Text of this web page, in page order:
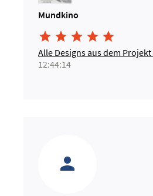
Mundkino
    
Alle Designs aus dem
12:44:14